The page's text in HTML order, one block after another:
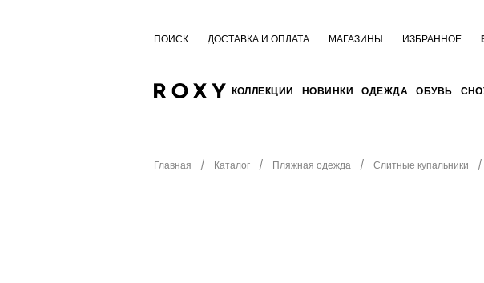
ПОИСК ДОСТАВКА И ОПЛАТА МАГАЗИНЫ ИЗБРАННОЕ
КОЛЛЕКЦИИ НОВИНКИ ОДЕЖДА ОБУВЬ
Главная Каталог Пляжная одежда Слитные купальники